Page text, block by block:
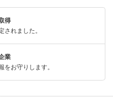
得
されました。
業
をお守りします。